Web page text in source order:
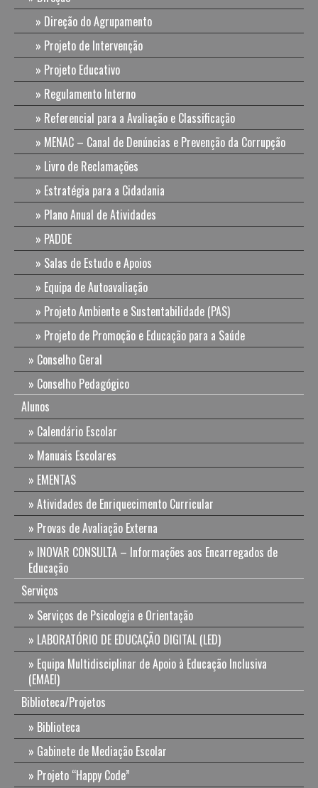
Direção do Agrupamento
Projeto de Intervenção
Projeto Educativo
Regulamento Interno
Referencial para a Avaliação e Classificação
MENAC – Canal de Denúncias e Prevenção da Corrupção
Livro de Reclamações
Estratégia para a Cidadania
Plano Anual de Atividades
PADDE
Salas de Estudo e Apoios
Equipa de Autoavaliação
Projeto Ambiente e Sustentabilidade (PAS)
Projeto de Promoção e Educação para a Saúde
Conselho Geral
Conselho Pedagógico
Alunos
Calendário Escolar
Manuais Escolares
EMENTAS
Atividades de Enriquecimento Curricular
Provas de Avaliação Externa
INOVAR CONSULTA – Informações aos Encarregados de
Educação
Serviços
Serviços de Psicologia e Orientação
LABORATÓRIO DE EDUCAÇÃO DIGITAL (LED)
Equipa Multidisciplinar de Apoio à Educação Inclusiva
(EMAEI)
Biblioteca/Projetos
Biblioteca
Gabinete de Mediação Escolar
Projeto “Happy Code”